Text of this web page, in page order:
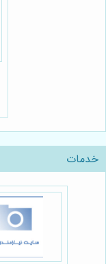
خدمات